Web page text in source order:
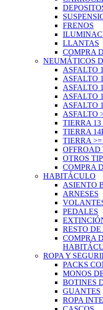
FRENOS
LLANTAS
COMPRA
NEUMÁTICOS
ASFALTO
ASFALTO
ASFALTO
ASFALTO
ASFALTO
ASFALTO
TIERRA 13
TIERRA
TIERRA >=
OFFROAD
OTROS
COMPRA
HABITÁCULO
ASIENTO
ARNESES
PEDALES
RESTO DE
COMPRA
ROPA Y
PACKS
MONOS
BOTINES
GUANTES
ROPA